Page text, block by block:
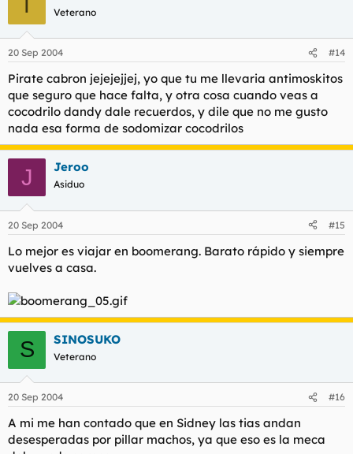
Veterano
20 Sep 2004 #14
Pirate cabron jejejejjej, yo que tu me llevaria antimoskitos
que seguro que hace falta, y otra cosa cuando veas a
cocodrilo dandy dale recuerdos, y dile que no me gusto
nada esa forma de sodomizar cocodrilos
J Jeroo
Asiduo
20 Sep 2004 #15
Lo mejor es viajar en boomerang. Barato rápido y siempre
vuelves a casa.
S SINOSUKO
Veterano
20 Sep 2004 #16
A mi me han contado que en Sidney las tias andan
desesperadas por pillar machos, ya que eso es la meca